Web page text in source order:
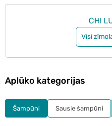
CHI
Visi
Aplūko kategorijas
Šampūni Sausie šampūni